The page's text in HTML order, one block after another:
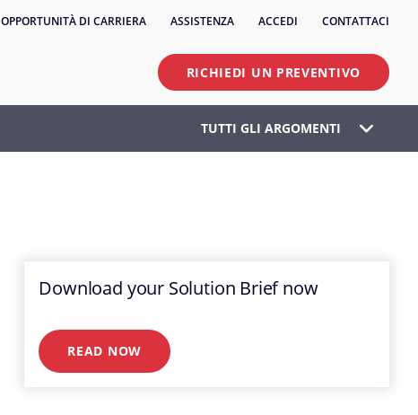
OPPORTUNITÀ DI CARRIERA ASSISTENZA ACCEDI CONTATTACI
RICHIEDI UN PREVENTIVO
TUTTI GLI ARGOMENTI
Download your Solution Brief now
READ NOW